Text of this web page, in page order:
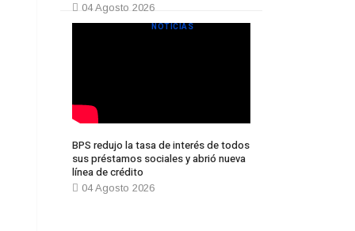
04 Agosto 2026
BPS redujo la tasa de interés de todos
sus préstamos sociales y abrió nueva
línea de crédito
04 Agosto 2026
NOTICIAS